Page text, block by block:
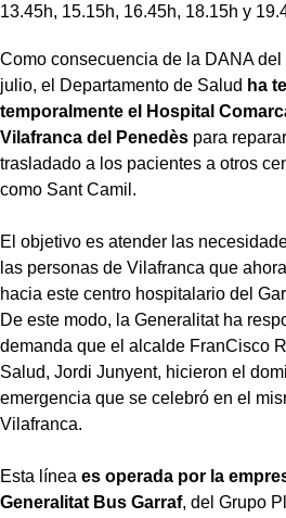
13.45h, 15.15h, 16.45h, 18.15h y
Como consecuencia de la DANA
julio, el Departamento de Salud ha
temporalmente el Hospital
Vilafranca del Penedès para
trasladado a los pacientes a otros
como Sant Camil.
El objetivo es atender las
las personas de Vilafranca que
hacia este centro hospitalario del
De este modo, la Generalitat ha
demanda que el alcalde FranCisco
Salud, Jordi Junyent, hicieron el
emergencia que se celebró en el
Vilafranca.
Esta línea es operada por la
Generalitat Bus Garraf, del Grupo